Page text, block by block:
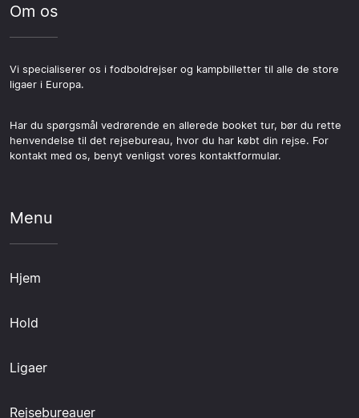
Om os
Vi specialiserer os i fodboldrejser og kampbilletter til alle de store
ligaer i Europa.
Har du spørgsmål vedrørende en allerede booket tur, bør du rette
henvendelse til det rejsebureau, hvor du har købt din rejse. For
kontakt med os, benyt venligst vores kontaktformular.
Menu
Hjem
Hold
Ligaer
Rejsebureauer